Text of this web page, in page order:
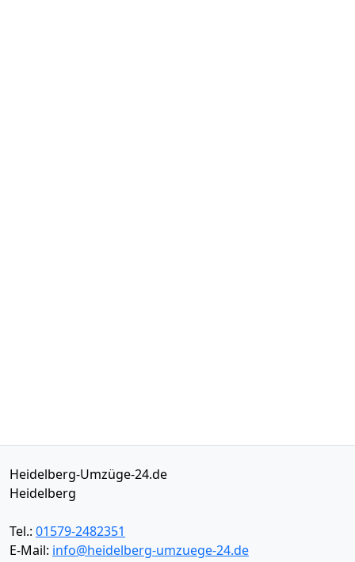
Heidelberg-Umzüge-24.de
Heidelberg
Tel.: 01579-2482351
E-Mail: info@heidelberg-umzuege-24.de